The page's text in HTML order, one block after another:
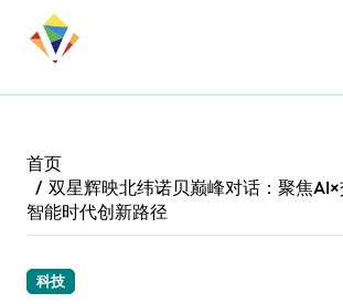
首页
双星辉映北纬诺贝巅峰对话：聚焦
智能时代创新路径
科技